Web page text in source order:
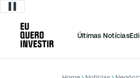
Últimas Notícias